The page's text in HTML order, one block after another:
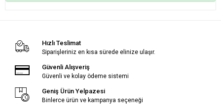
Hızlı Teslimat
Siparişleriniz en kısa sürede elinize ulaşır.
Güvenli Alışveriş
Güvenli ve kolay ödeme sistemi
Geniş Ürün Yelpazesi
Binlerce ürün ve kampanya seçeneği